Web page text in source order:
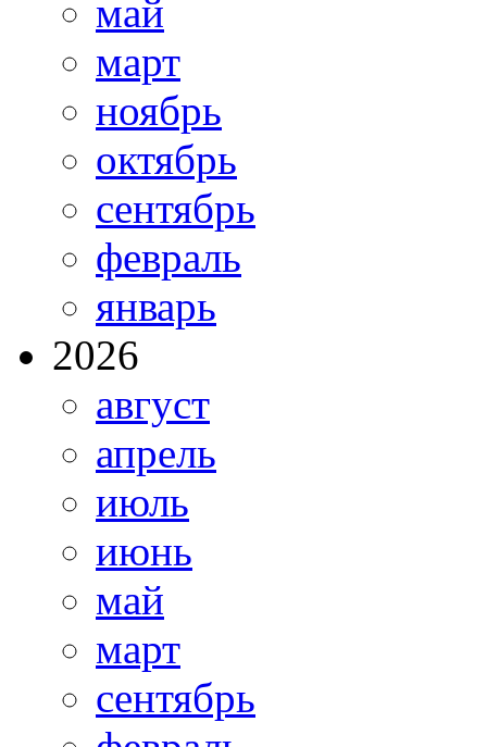
май
март
ноябрь
октябрь
сентябрь
февраль
январь
2026
август
апрель
июль
июнь
май
март
сентябрь